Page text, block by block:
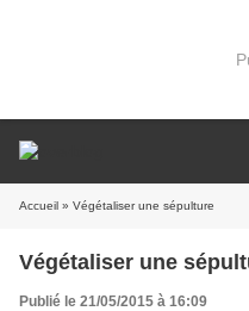
Accueil » Végétaliser une sépulture
Végétaliser une
Publié le 21/05/2015 à 16:09